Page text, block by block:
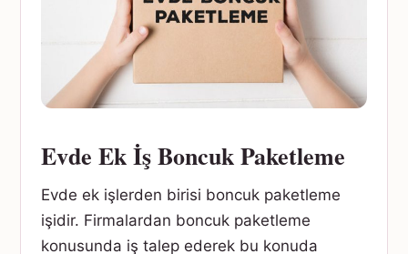
Evde Ek İş Boncuk Paketleme
Evde ek işlerden birisi boncuk paketleme
işidir. Firmalardan boncuk paketleme
konusunda iş talep ederek bu konuda